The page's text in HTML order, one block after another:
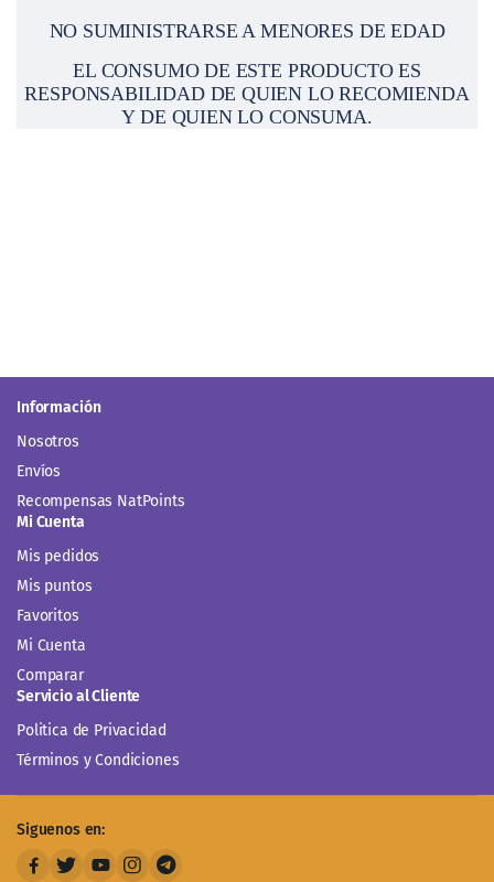
EL CONSUMO DE ESTE PRODUCTO ES
RESPONSABILIDAD DE QUIEN LO RECOMIENDA
Recompensas NatPoints
Mis pedidos
Mis puntos
Favoritos
Comparar
Politica de Privacidad